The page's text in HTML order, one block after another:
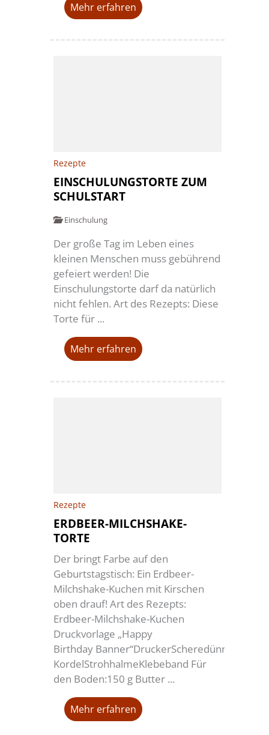
Mehr erfahren
Rezepte
EINSCHULUNGSTORTE ZUM
SCHULSTART
Einschulung
Der große Tag im Leben eines
kleinen Menschen muss gebührend
gefeiert werden! Die
Einschulungstorte darf da natürlich
nicht fehlen. Art des Rezepts: Diese
Torte für ...
Mehr erfahren
Rezepte
ERDBEER-MILCHSHAKE-
TORTE
Der bringt Farbe auf den
Geburtstagstisch: Ein Erdbeer-
Milchshake-Kuchen mit Kirschen
oben drauf! Art des Rezepts:
Erdbeer-Milchshake-Kuchen
Druckvorlage „Happy
Birthday Banner“DruckerScheredünne
KordelStrohhalmeKlebeband Für
den Boden:150 g Butter ...
Mehr erfahren